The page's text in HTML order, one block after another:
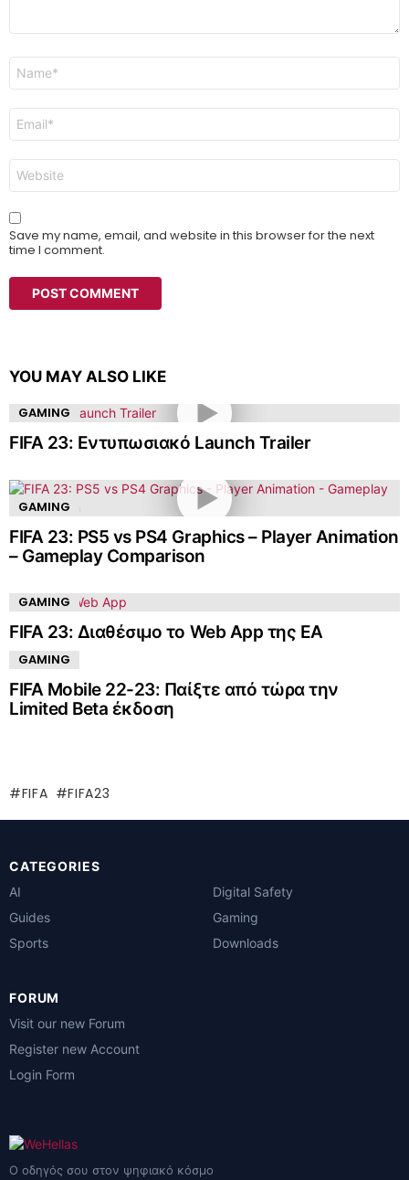
Name
Email
Website
Save my name, email, and website in this browser for the next
time I comment.
YOU MAY ALSO LIKE
GAMING
FIFA 23: Εντυπωσιακό Launch Trailer
GAMING
FIFA 23: PS5 vs PS4 Graphics – Player Animation
– Gameplay Comparison
GAMING
FIFA 23: Διαθέσιμο το Web App της EA
GAMING
FIFA Mobile 22-23: Παίξτε από τώρα την
Limited Beta έκδοση
FIFA FIFA23
CATEGORIES
AI
Digital Safety
Guides
Gaming
Sports
Downloads
FORUM
Visit our new Forum
Register new Account
Login Form
Ο οδηγός σου στον ψηφιακό κόσμο